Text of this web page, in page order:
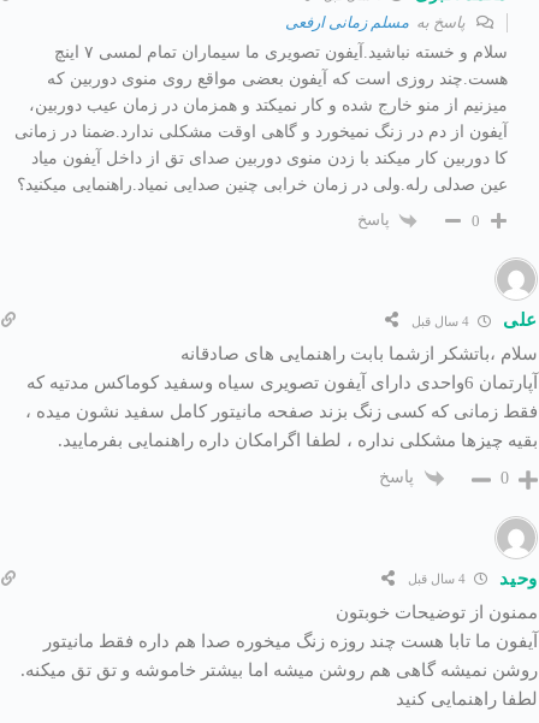
پاسخ به مسلم زمانی ارفعی
سلام و خسته نباشید.آیفون تصویری ما سیماران تمام لمسی ۷ اینچ
هست.چند روزی است که آیفون بعضی مواقع روی منوی دوربین که
میزنیم از منو خارج شده و کار نمیکتد و همزمان در زمان عیب دوربین،
آیفون از دم در زنگ نمیخورد و گاهی اوقت مشکلی ندارد.ضمنا در زمانی
کا دوربین کار میکند با زدن منوی دوربین صدای تق از داخل آیفون میاد
عین صدلی رله.ولی در زمان خرابی چنین صدایی نمیاد.راهنمایی میکنید؟
0
پاسخ
علی 4 سال قبل
سلام ،باتشکر ازشما بابت راهنمایی های صادقانه
آپارتمان 6واحدی دارای آیفون تصویری سیاه وسفید کوماکس مدتیه که
فقط زمانی که کسی زنگ بزند صفحه مانیتور کامل سفید نشون میده ،
بقیه چیزها مشکلی نداره ، لطفا اگرامکان داره راهنمایی بفرمایید.
0 پاسخ
وحید
ممنون از توضیحات خوبتون
آیفون ما تابا هست چند روزه زنگ میخوره صدا هم داره فقط مانیتور
روشن نمیشه گاهی هم روشن میشه اما بیشتر خاموشه و تق تق میکنه.
لطفا راهنمایی کنید